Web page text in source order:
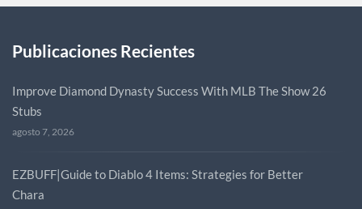
Publicaciones Recientes
Improve Diamond Dynasty Success With MLB The Show 26
Stubs
agosto 7, 2026
EZBUFF|Guide to Diablo 4 Items: Strategies for Better
Chara